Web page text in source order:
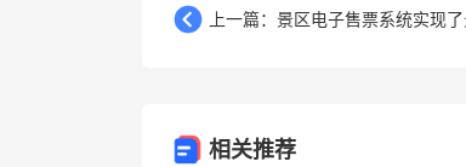
上一篇：景区电子售票系统实现
相关推荐